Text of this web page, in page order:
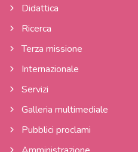
Didattica
Ricerca
Terza missione
Internazionale
Servizi
Galleria multimediale
Pubblici proclami